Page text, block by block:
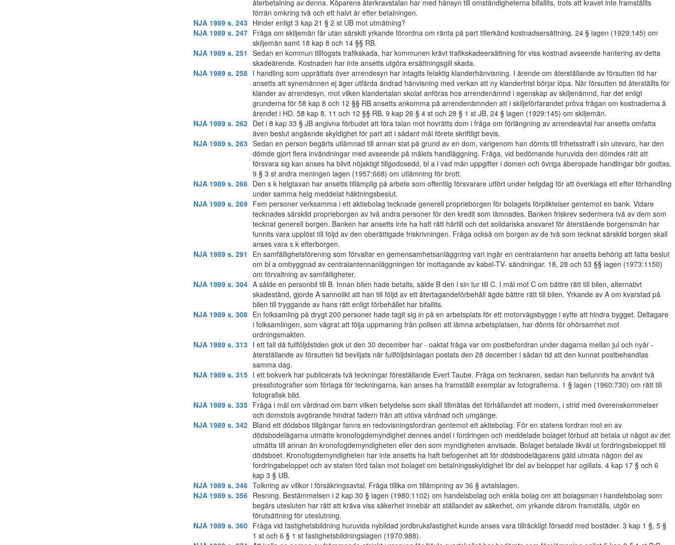
återbetalning av denna. Köparens återkravstalan har med hänsyn till omständigheterna bifallits, trots att kravet inte framställts
förrän omkring två och ett halvt år efter betalningen.
NJA 1989 s. 243 Hinder enligt 3 kap 21 § 2 st UB mot utmätning?
NJA 1989 s. 247 Fråga om skiljemän får utan särskilt yrkande förordna om ränta på part tillerkänd kostnadsersättning. 24 § lagen (1929:145) om
skiljemän samt 18 kap 8 och 14 §§ RB.
NJA 1989 s. 251 Sedan en kommun tillfogats trafikskada, har kommunen krävt trafikskadeersättning för viss kostnad avseende hantering av detta
skadeärende. Kostnaden har inte ansetts utgöra ersättningsgill skada.
NJA 1989 s. 258 I handling som upprättats över arrendesyn har intagits felaktig klanderhänvisning. I ärende om återställande av försutten tid har
ansetts att synemännen ej äger utfärda ändrad hänvisning med verkan att ny klanderfrist börjar löpa. När försutten tid återställts för
klander av arrendesyn, mot vilken klandertalan skolat anföras hos arrendenämnd i egenskap av skiljenämnd, har det enligt
grunderna för 58 kap 8 och 12 §§ RB ansetts ankomma på arrendenämnden att i skiljeförfarandet pröva frågan om kostnaderna å
ärendet i HD. 58 kap 8, 11 och 12 §§ RB, 9 kap 26 § 4 st och 28 § 1 st JB, 24 § lagen (1929:145) om skiljemän.
NJA 1989 s. 262 Det i 8 kap 33 § JB angivna förbudet att föra talan mot hovrätts dom i fråga om förlängning av arrendeavtal har ansetts omfatta
även beslut angående skyldighet för part att i sådant mål förete skriftligt bevis.
NJA 1989 s. 263 Sedan en person begärts utlämnad till annan stat på grund av en dom, varigenom han dömts till frihetsstraff i sin utevaro, har den
dömde gjort flera invändningar med avseende på målets handläggning. Fråga, vid bedömande huruvida den dömdes rätt att
försvara sig kan anses ha blivit nöjaktigt tillgodosedd, bl a i vad mån uppgifter i domen och övriga åberopade handlingar bör godtas.
9 § 3 st andra meningen lagen (1957:668) om utlämning för brott.
NJA 1989 s. 266 Den s k helgtaxan har ansetts tillämplig på arbete som offentlig försvarare utfört under helgdag för att överklaga ett efter förhandling
under samma helg meddelat häktningsbeslut.
NJA 1989 s. 269 Fem personer verksamma i ett aktiebolag tecknade generell proprieborgen för bolagets förpliktelser gentemot en bank. Vidare
tecknades särskild proprieborgen av två andra personer för den kredit som lämnades. Banken friskrev sedermera två av dem som
tecknat generell borgen. Banken har ansetts inte ha haft rätt härtill och det solidariska ansvaret för återstående borgensmän har
funnits vara upplöst till följd av den oberättigade friskrivningen. Fråga också om borgen av de två som tecknat särskild borgen skall
anses vara s k efterborgen.
NJA 1989 s. 291
En samfällighetsförening som förvaltar en gemensamhetsanläggning vari ingår en centralantenn har ansetts behörig att fatta beslut
om bl a ombyggnad av centralantennanläggningen för mottagande av kabel-TV- sändningar. 18, 28 och 53 §§ lagen (1973:1150)
om förvaltning av samfälligheter.
NJA 1989 s. 304 A sålde en personbil till B. Innan bilen hade betalts, sålde B den i sin tur till C. I mål mot C om bättre rätt till bilen, alternativt
skadestånd, gjorde A sannolikt att han till följd av ett återtagandeförbehåll ägde bättre rätt till bilen. Yrkande av A om kvarstad på
bilen till tryggande av hans rätt enligt förbehållet har bifallits.
NJA 1989 s. 308 En folksamling på drygt 200 personer hade tagit sig in på en arbetsplats för ett motorvägsbygge i syfte att hindra bygget. Deltagare
i folksamlingen, som vägrat att följa uppmaning från polisen att lämna arbetsplatsen, har dömts för ohörsamhet mot
ordningsmakten.
NJA 1989 s. 313 I ett fall då fullföljdstiden gick ut den 30 december har - oaktat fråga var om postbefordran under dagarna mellan jul och nyår -
återställande av försutten tid beviljats när fullföljdsinlagan postats den 28 december i sådan tid att den kunnat postbehandlas
samma dag.
NJA 1989 s. 315 I ett bokverk har publicerats två teckningar föreställande Evert Taube. Fråga om tecknaren, sedan han befunnits ha använt två
pressfotografier som förlaga för teckningarna, kan anses ha framställt exemplar av fotografierna. 1 § lagen (1960:730) om rätt till
fotografisk bild.
NJA 1989 s. 335 Fråga i mål om vårdnad om barn vilken betydelse som skall tillmätas det förhållandet att modern, i strid med överenskommelser
och domstols avgörande hindrat fadern från att utöva vårdnad och umgänge.
NJA 1989 s. 342 Bland ett dödsbos tillgångar fanns en redovisningsfordran gentemot ett aktiebolag. För en statens fordran mot en av
dödsbodelägarna utmätte kronofogdemyndighet dennes andel i fordringen och meddelade bolaget förbud att betala ut något av det
utmätta till annan än kronofogdemyndigheten eller den som myndigheten anvisade. Bolaget betalade likväl ut fordringsbeloppet till
dödsboet. Kronofogdemyndigheten har inte ansetts ha haft befogenhet att för dödsbodelägarens gäld utmäta någon del av
fordringsbeloppet och av staten förd talan mot bolaget om betalningsskyldighet för del av beloppet har ogillats. 4 kap 17 § och 6
kap 3 § UB.
NJA 1989 s. 346 Tolkning av villkor i försäkringsavtal. Fråga tillika om tillämpning av 36 § avtalslagen.
NJA 1989 s. 356 Resning. Bestämmelsen i 2 kap 30 § lagen (1980:1102) om handelsbolag och enkla bolag om att bolagsman i handelsbolag som
begärs utesluten har rätt att kräva viss säkerhet innebär att ställandet av säkerhet, om yrkande därom framställs, utgör en
förutsättning för uteslutning.
NJA 1989 s. 360 Fråga vid fastighetsbildning huruvida nybildad jordbruksfastighet kunde anses vara tillräckligt försedd med bostäder. 3 kap 1 §, 5 §
1 st och 6 § 1 st fastighetsbildningslagen (1970:988).